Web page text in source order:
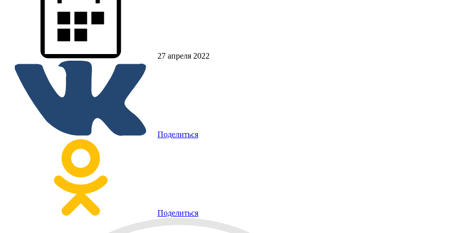
27 апреля 2022
Поделиться
Поделиться